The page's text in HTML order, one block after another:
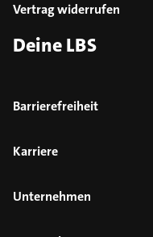
Vertrag widerrufen
Deine LBS
Barrierefreiheit
Karriere
Unternehmen